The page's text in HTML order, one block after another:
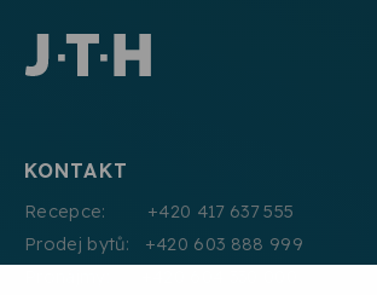
KONTAKT
Recepce: +420 417 637 555
Prodej bytů: +420 603 888 999